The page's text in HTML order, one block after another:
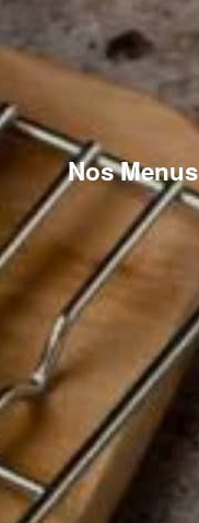
Nos Menus